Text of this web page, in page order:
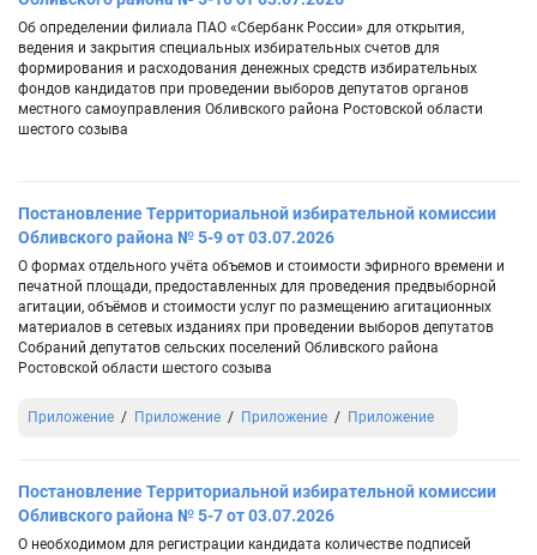
Об определении филиала ПАО «Сбербанк России» для открытия,
ведения и закрытия специальных избирательных счетов для
формирования и расходования денежных средств избирательных
фондов кандидатов при проведении выборов депутатов органов
местного самоуправления Обливского района Ростовской области
шестого созыва
Постановление Территориальной избирательной комиссии
Обливского района № 5-9 от 03.07.2026
О формах отдельного учёта объемов и стоимости эфирного времени и
печатной площади, предоставленных для проведения предвыборной
агитации, объёмов и стоимости услуг по размещению агитационных
материалов в сетевых изданиях при проведении выборов депутатов
Собраний депутатов сельских поселений Обливского района
Ростовской области шестого созыва
Приложение Приложение Приложение Приложение
Постановление Территориальной избирательной комиссии
Обливского района № 5-7 от 03.07.2026
О необходимом для регистрации кандидата количестве подписей